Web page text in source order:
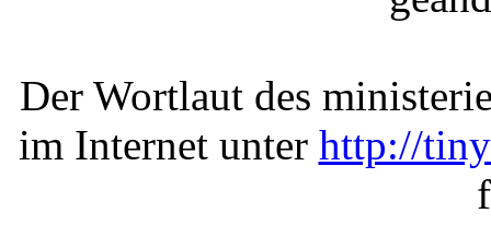
Der Wortlaut des
im Internet unter http://